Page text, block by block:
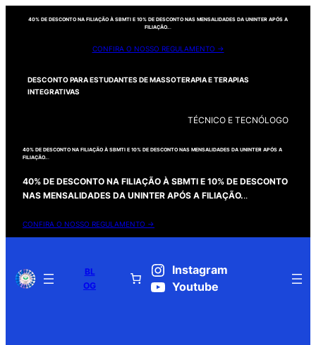
40% DE DESCONTO NA FILIAÇÃO À SBMTI E 10% DE DESCONTO NAS MENSALIDADES DA UNINTER APÓS A
FILIAÇÃO...
CONFIRA O NOSSO REGULAMENTO →
DESCONTO PARA ESTUDANTES DE MASSOTERAPIA E TERAPIAS
INTEGRATIVAS
TÉCNICO E TECNÓLOGO
40% DE DESCONTO NA FILIAÇÃO À SBMTI E 10% DE DESCONTO NAS MENSALIDADES DA UNINTER APÓS A
FILIAÇÃO...
40% DE DESCONTO NA FILIAÇÃO À SBMTI E 10% DE DESCONTO
NAS MENSALIDADES DA UNINTER APÓS A FILIAÇÃO...
CONFIRA O NOSSO REGULAMENTO →
BL
OG
Instagram
Youtube